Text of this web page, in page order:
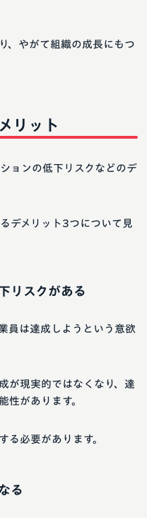
、やがて組織の成長にもつ
リット
ョンの低下リスクなどのデ
デメリット3つについて見
リスクがある
員は達成しようという意欲
が現実的ではなくなり、達
性があります。
る必要があります。
る